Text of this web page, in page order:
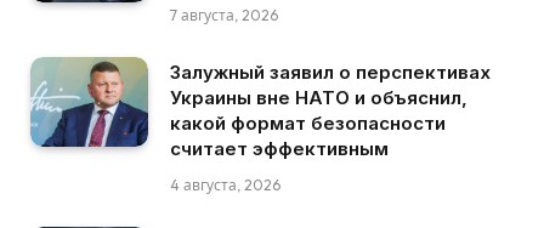
7 августа, 2026
Залужный заявил о перспективах
Украины вне НАТО и объяснил,
какой формат безопасности
считает эффективным
4 августа, 2026